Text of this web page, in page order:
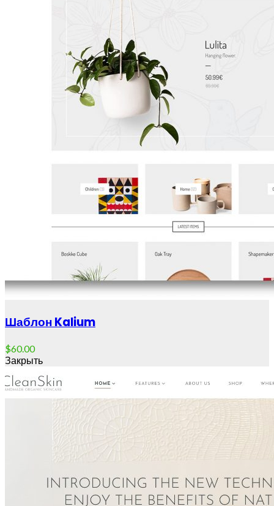
Шаблон Kalium
$60.00
Закрыть